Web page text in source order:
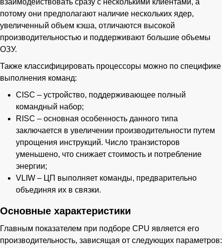
потому они предполагают наличие нескольких ядер,
увеличенный объем кэша, отличаются высокой
производительностью и поддерживают большие объемы
ОЗУ.
Также классифицировать процессоры можно по специфике
выполнения команд:
CISC – устройство, поддерживающее полный
командный набор;
RISC – основная особенность данного типа
заключается в увеличении производительности путем
упрощения инструкций. Число транзисторов
уменьшено, что снижает стоимость и потребление
энергии;
VLIW – ЦП выполняет команды, предварительно
объединяя их в связки.
Основные характеристики
Главным показателем при подборе CPU является его
производительность, зависящая от следующих параметров: